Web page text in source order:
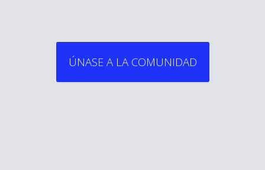
ÚNASE A LA COMUNIDAD